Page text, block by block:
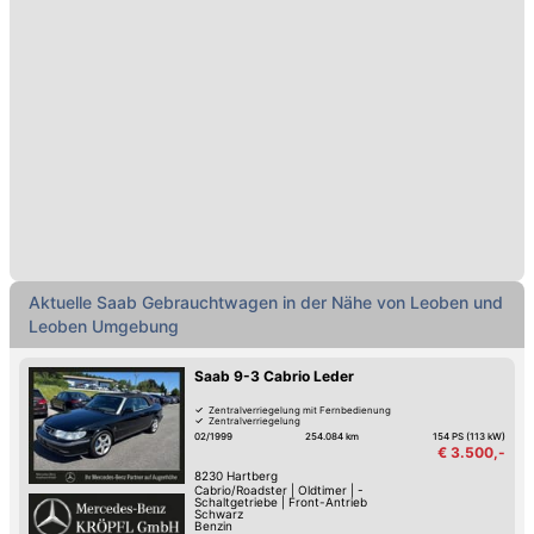
Aktuelle Saab Gebrauchtwagen in der Nähe von Leoben und
Leoben Umgebung
Saab 9-3 Cabrio Leder
Zentralverriegelung mit Fernbedienung
Zentralverriegelung
02/1999
254.084 km 154 PS (113 kW)
€ 3.500,-
8230 Hartberg
Cabrio/Roadster| Oldtimer|
-
Schaltgetriebe| Front-Antrieb
Schwarz
Benzin